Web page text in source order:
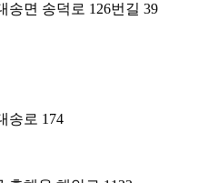
송면 송덕로 126번길 39
송로 174